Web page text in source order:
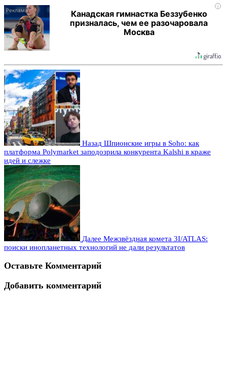
i
Канадская гимнастка Беззубенко
призналась, чем ее разочаровала
Москва
Назад Шпионские игры в Soho: как
платформа Polymarket заподозрила конкурента Kalshi в краже
идей и слежке
Далее Межзвёздная комета 3I/ATLAS:
поиски инопланетных технологий не дали результатов
Оставьте Комментарий
Добавить комментарий